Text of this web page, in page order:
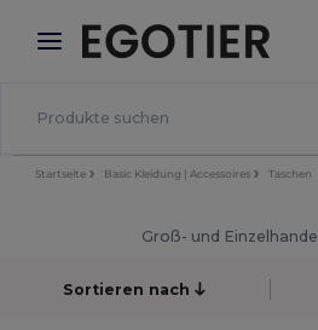
× Egotier App
Bessere Preise in der App!
Startseite Basic Kleidung | Accessoires Taschen
Groß- und Einzelhandel
Sortieren nach